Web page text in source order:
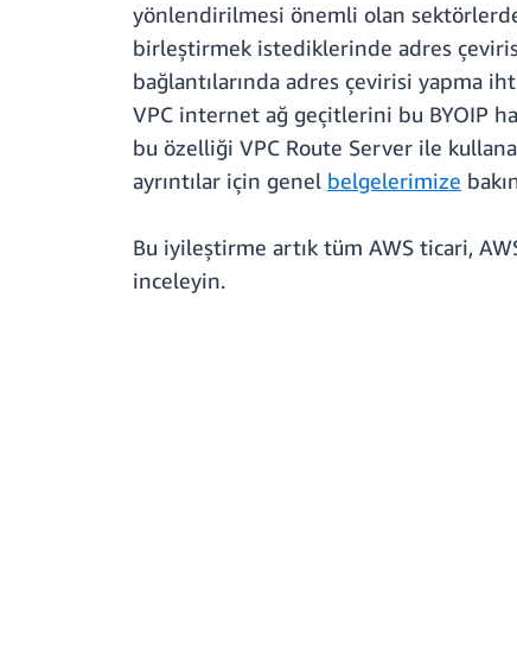
yönlendirilmesi önemli olan
birleştirmek istediklerinde adres
bağlantılarında adres çevirisi yapma
VPC internet ağ geçitlerini bu BYOIP
bu özelliği VPC Route Server ile
ayrıntılar için genel belgelerimize
Bu iyileştirme artık tüm AWS ticari,
inceleyin.